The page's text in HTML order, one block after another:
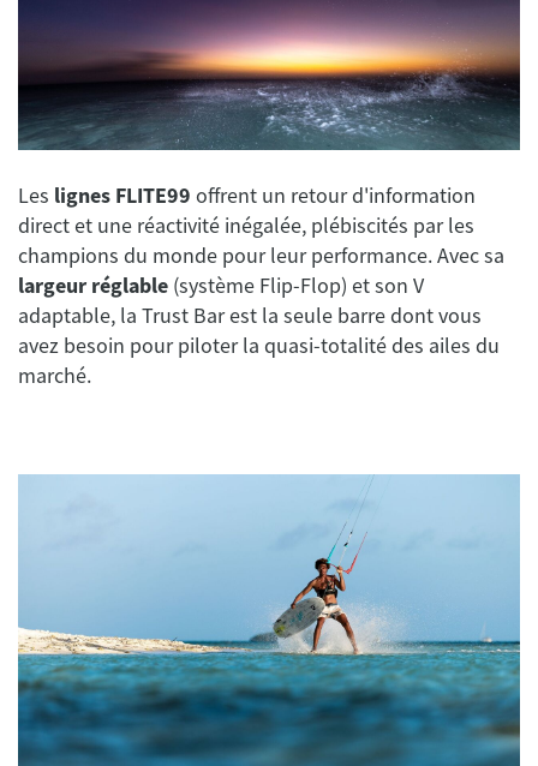
Les lignes FLITE99 offrent un retour d'information
direct et une réactivité inégalée, plébiscités par les
champions du monde pour leur performance. Avec sa
largeur réglable (système Flip-Flop) et son V
adaptable, la Trust Bar est la seule barre dont vous
avez besoin pour piloter la quasi-totalité des ailes du
marché.